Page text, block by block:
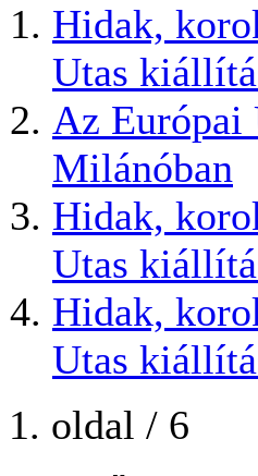
Hidak,
Utas
Az Európai
Milánóban
Hidak,
Utas
Hidak,
Utas
1. oldal / 6